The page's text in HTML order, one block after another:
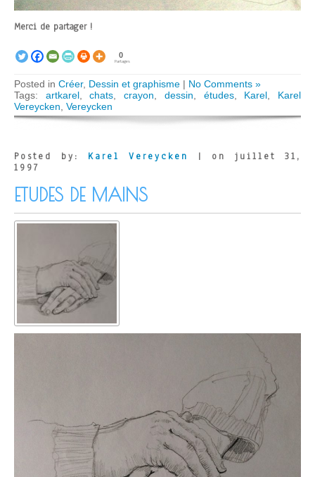
Merci de partager !
0
Partages
Posted in Créer, Dessin et graphisme | No Comments »
Tags: artkarel,chats ,crayon dessin études, Karel
Karel
Vereycken Vereycken
Posted by: Karel Vereycken
| on juillet 31,
1997
ETUDES DE MAINS